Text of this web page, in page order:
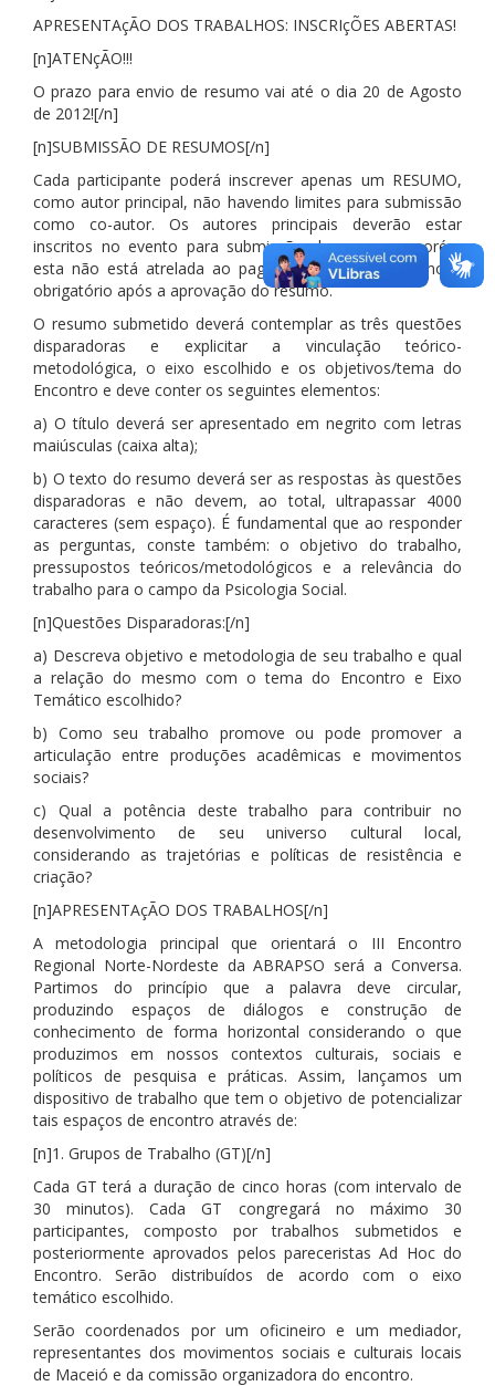
APRESENTAçÃO DOS TRABALHOS: INSCRIçÕES ABERTAS!
[n]ATENçÃO!!!
O prazo para envio de resumo vai até o dia 20 de Agosto
de 2012![/n]
[n]SUBMISSÃO DE RESUMOS[/n]
Cada participante poderá inscrever apenas um RESUMO,
como autor principal, não havendo limites para submissão
como co-autor. Os autores principais deverão estar
inscritos no evento para submissão de resumos, porém
esta não está atrelada ao pagamento, mas o mesmo é
obrigatório após a aprovação do resumo.
O resumo submetido deverá contemplar as três questões
disparadoras e explicitar a vinculação teórico-
metodológica, o eixo escolhido e os objetivos/tema do
Encontro e deve conter os seguintes elementos:
a) O título deverá ser apresentado em negrito com letras
maiúsculas (caixa alta);
b) O texto do resumo deverá ser as respostas às questões
disparadoras e não devem, ao total, ultrapassar 4000
caracteres (sem espaço). É fundamental que ao responder
as perguntas, conste também: o objetivo do trabalho,
pressupostos teóricos/metodológicos e a relevância do
trabalho para o campo da Psicologia Social.
[n]Questões Disparadoras:[/n]
a) Descreva objetivo e metodologia de seu trabalho e qual
a relação do mesmo com o tema do Encontro e Eixo
Temático escolhido?
b) Como seu trabalho promove ou pode promover a
articulação entre produções acadêmicas e movimentos
sociais?
c) Qual a potência deste trabalho para contribuir no
desenvolvimento de seu universo cultural local,
considerando as trajetórias e políticas de resistência e
criação?
[n]APRESENTAçÃO DOS TRABALHOS[/n]
A metodologia principal que orientará o III Encontro
Regional Norte-Nordeste da ABRAPSO será a Conversa.
Partimos do princípio que a palavra deve circular,
produzindo espaços de diálogos e construção de
conhecimento de forma horizontal considerando o que
produzimos em nossos contextos culturais, sociais e
políticos de pesquisa e práticas. Assim, lançamos um
dispositivo de trabalho que tem o objetivo de potencializar
tais espaços de encontro através de:
[n]1. Grupos de Trabalho (GT)[/n]
Cada GT terá a duração de cinco horas (com intervalo de
30 minutos). Cada GT congregará no máximo 30
participantes, composto por trabalhos submetidos e
posteriormente aprovados pelos pareceristas Ad Hoc do
Encontro. Serão distribuídos de acordo com o eixo
temático escolhido.
Serão coordenados por um oficineiro e um mediador,
representantes dos movimentos sociais e culturais locais
de Maceió e da comissão organizadora do encontro.